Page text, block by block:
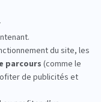
Institut
:
sur plusieurs
et
fois. Votre